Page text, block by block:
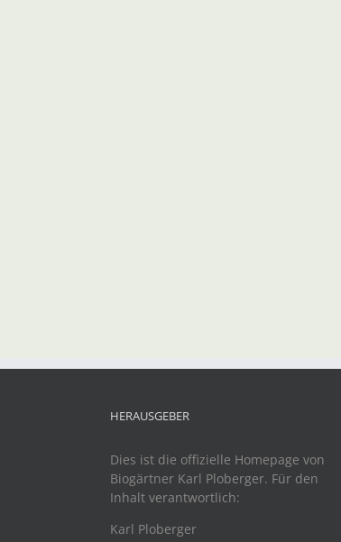
HERAUSGEBER
Dies ist die offizielle Homepage von
Biogärtner Karl Ploberger. Für den
Inhalt verantwortlich:
Karl Ploberger